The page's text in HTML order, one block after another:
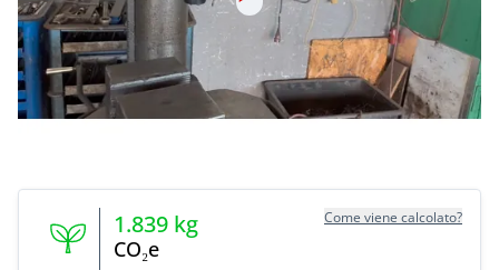
1.839 kg
CO₂e
Come viene calcolato?